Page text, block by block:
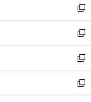
で
開
く
ド
ウ
で
開
く
ィ
ン
ド
ウ
で
開
く
い
ウ
ィ
ン
ド
ウ
で
開
新
し
い
ウ
ィ
ン
ド
ウ
新
し
い
ウ
ィ
ン
新
し
い
ウ
新
し